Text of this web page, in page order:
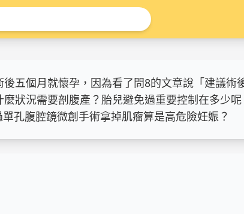
五個月就懷孕，因為看了問8的文章說「建議
狀況需要剖腹產？胎兒避免過重要控制在多少
孔腹腔鏡微創手術拿掉肌瘤算是高危險妊娠？